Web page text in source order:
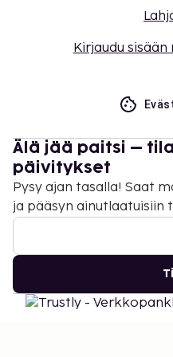
uloskirjautuminen
Kirjaudu
Älä jää paitsi –
päivitykset
Pysy ajan tasalla! Saat
ja pääsyn ainutlaatuisiin